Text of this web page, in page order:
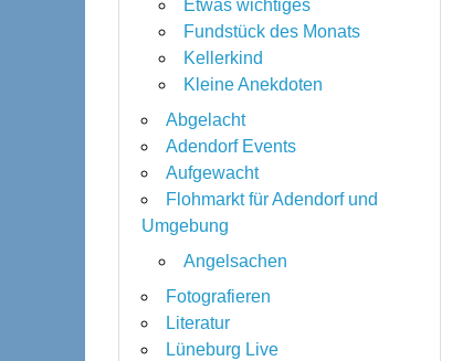
Etwas wichtiges
Fundstück des Monats
Kellerkind
Kleine Anekdoten
Abgelacht
Adendorf Events
Aufgewacht
Flohmarkt für Adendorf und
Umgebung
Angelsachen
Fotografieren
Literatur
Lüneburg Live